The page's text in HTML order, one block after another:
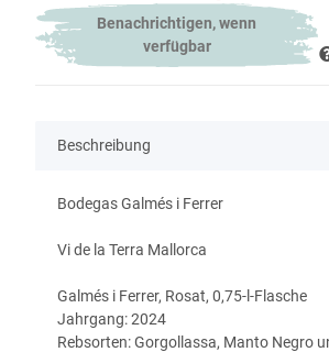
Benachrichtigen, wenn
verfügbar
Beschreibung
Bodegas Galmés i Ferrer
Vi de la Terra Mallorca
Galmés i Ferrer, Rosat, 0,75-l-Flasche
Jahrgang: 2024
Rebsorten: Gorgollassa, Manto Negro